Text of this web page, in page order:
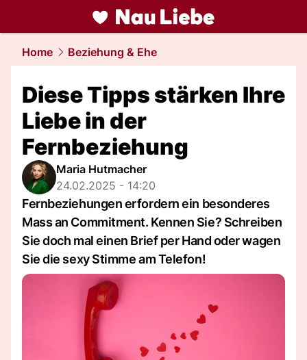
liebe.NAU.ch
Home Beziehung & Ehe
Diese Tipps stärken Ihre
Liebe in der
Fernbeziehung
Maria Hutmacher
24.02.2025 - 14:20
Fernbeziehungen erfordern ein besonderes
Mass an Commitment. Kennen Sie? Schreiben
Sie doch mal einen Brief per Hand oder wagen
Sie die sexy Stimme am Telefon!